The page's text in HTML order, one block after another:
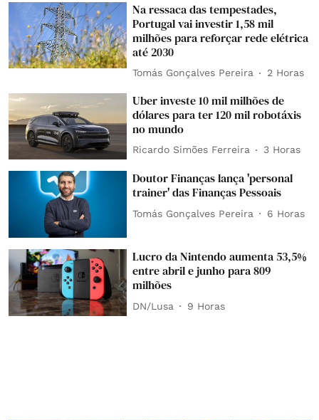
Na ressaca das tempestades,
Portugal vai investir 1,58 mil
milhões para reforçar rede elétrica
até 2030
Tomás Gonçalves Pereira 2 Horas
Uber investe 10 mil milhões de
dólares para ter 120 mil robotáxis
no mundo
Ricardo Simões Ferreira 3 Horas
Doutor Finanças lança 'personal
trainer' das Finanças Pessoais
Tomás Gonçalves Pereira 6 Horas
Lucro da Nintendo aumenta 53,5%
entre abril e junho para 809
milhões
DN/Lusa 9 Horas